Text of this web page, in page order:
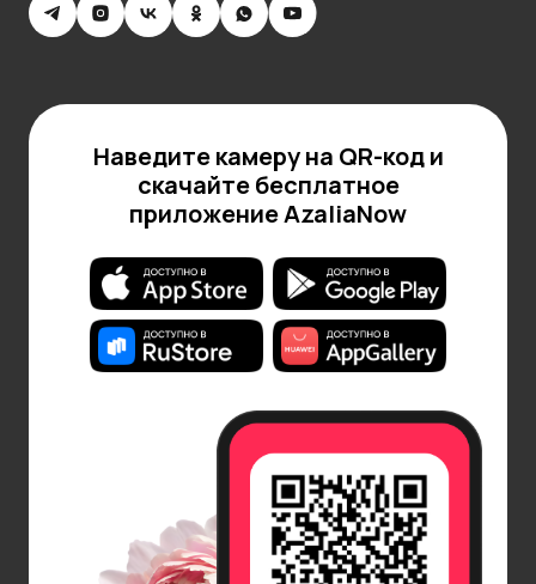
Наведите камеру на QR-код и
скачайте бесплатное
приложение AzaliaNow